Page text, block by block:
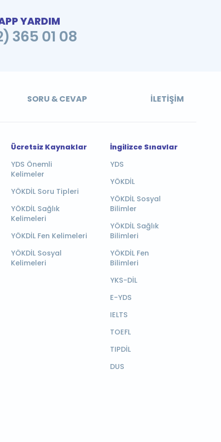
YARDIM
365 01 08
SORU & CEVAP İLETIŞIM
Ücretsiz Kaynaklar
YDS Önemli
Kelimeler
YÖKDİL Soru Tipleri
YÖKDİL Sağlık
Kelimeleri
YÖKDİL Fen Kelimeleri
YÖKDİL Sosyal
Kelimeleri
İngilizce Sınavlar
YDS
YÖKDİL
YÖKDİL Sosyal
Bilimler
YÖKDİL Sağlık
Bilimleri
YÖKDİL Fen
Bilimleri
YKS-DİL
E-YDS
IELTS
TOEFL
TIPDİL
DUS